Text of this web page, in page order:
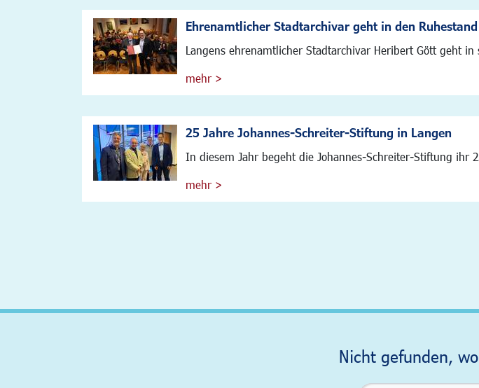
Ehrenamtlicher Stadtarchivar geht in den Ruhestand
Langens ehrenamtlicher Stadtarchivar Heribert Gött geht
mehr >
25 Jahre Johannes-Schreiter-Stiftung in Langen
In diesem Jahr begeht die Johannes-Schreiter-Stiftung ihr
mehr >
Nicht gefunden,